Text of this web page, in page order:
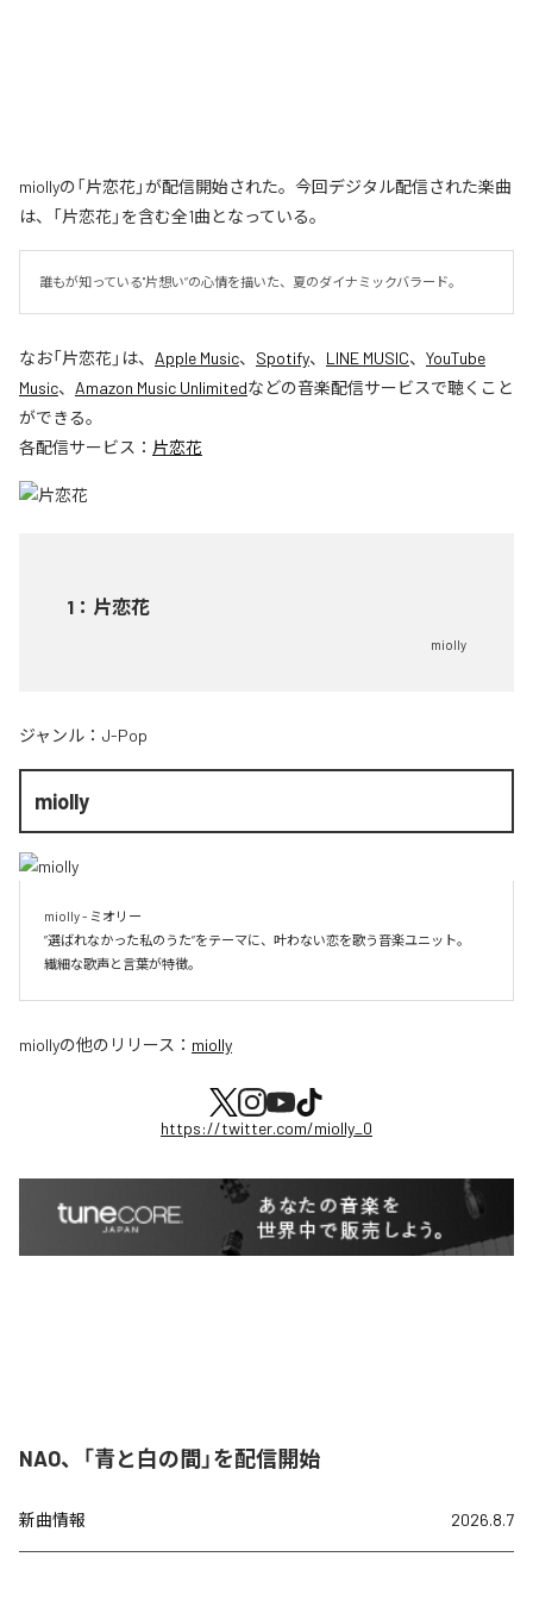
miollyの「片恋花」が配信開始された。今回デジタル配信された楽曲
は、「片恋花」を含む全1曲となっている。
誰もが知っている"片想い”の心情を描いた、夏のダイナミックバラード。
なお「片恋花」は、 Apple Music、 Spotify、 LINE MUSIC、 YouTube
Music、 Amazon Music Unlimitedなどの音楽配信サービスで聴くこと
ができる。
各配信サービス： 片恋花
1 ： 片恋花
miolly
ジャンル： J-Pop
miolly
miolly - ミオリー
”選ばれなかった私のうた”をテーマに、叶わない恋を歌う音楽ユニット。
miollyの他のリリース： miolly
https://twitter.com/miolly_0
NAO、「青と白の間」を配信開始
新曲情報 2026.8.7